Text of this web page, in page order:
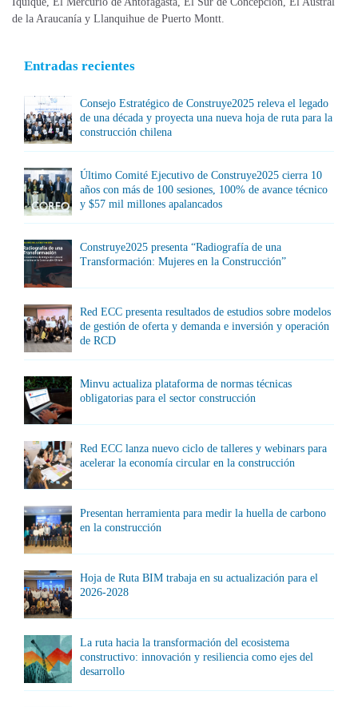
de la Araucanía y Llanquihue de Puerto Montt.
Entradas recientes
Consejo Estratégico de Construye2025 releva el legado
de una década y proyecta una nueva hoja de ruta para la
construcción chilena
Último Comité Ejecutivo de Construye2025 cierra 10
años con más de 100 sesiones, 100% de avance técnico
y $57 mil millones apalancados
Construye2025 presenta “Radiografía de una
Transformación: Mujeres en la Construcción”
Red ECC presenta resultados de estudios sobre modelos
de gestión de oferta y demanda e inversión y operación
de RCD
Minvu actualiza plataforma de normas técnicas
obligatorias para el sector construcción
Red ECC lanza nuevo ciclo de talleres y webinars para
acelerar la economía circular en la construcción
Presentan herramienta para medir la huella de carbono
en la construcción
Hoja de Ruta BIM trabaja en su actualización para el
2026-2028
La ruta hacia la transformación del ecosistema
constructivo: innovación y resiliencia como ejes del
desarrollo